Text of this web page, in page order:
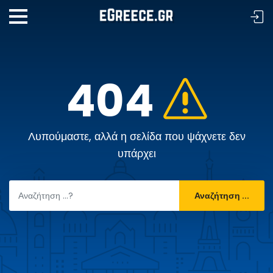
404
Λυπούμαστε, αλλά η σελίδα που ψάχνετε δεν
υπάρχει